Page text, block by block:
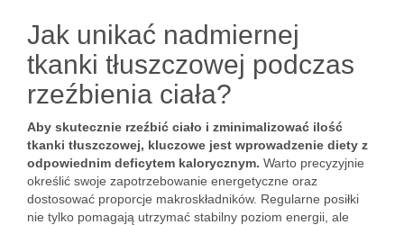
Jak unikać nadmiernej
tkanki tłuszczowej podczas
rzeźbienia ciała?
Aby skutecznie rzeźbić ciało i zminimalizować ilość
tkanki tłuszczowej, kluczowe jest wprowadzenie diety z
odpowiednim deficytem kalorycznym. Warto precyzyjnie
określić swoje zapotrzebowanie energetyczne oraz
dostosować proporcje makroskładników. Regularne posiłki
nie tylko pomagają utrzymać stabilny poziom energii, ale